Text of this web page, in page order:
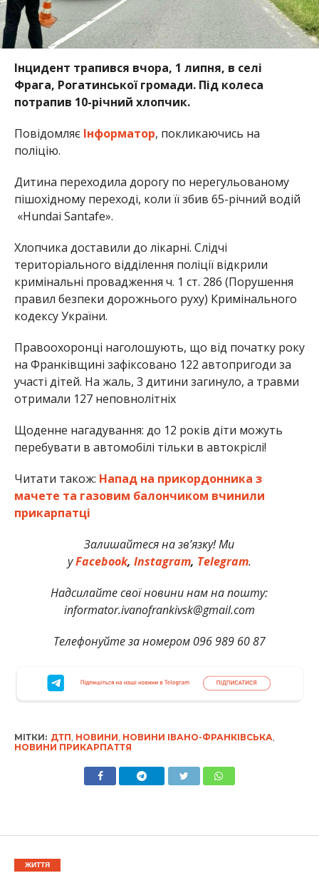
Інцидент трапився вчора, 1 липня, в селі
Фрага, Рогатинської громади. Під колеса
потрапив 10-річний хлопчик.
Повідомляє Інформатор, покликаючись на
поліцію.
Дитина переходила дорогу по нерегульованому
пішохідному переході, коли її збив 65-річний водій
«Hundai Santafe».
Хлопчика доставили до лікарні. Слідчі
територіального відділення поліції відкрили
кримінальні провадження ч. 1 ст. 286 (Порушення
правил безпеки дорожнього руху) Кримінального
кодексу України.
Правоохоронці наголошують, що від початку року
на Франківщині зафіксовано 122 автопригоди за
участі дітей. На жаль, 3 дитини загинуло, а травми
отримали 127 неповнолітніх
Щоденне нагадування: до 12 років діти можуть
перебувати в автомобілі тільки в автокріслі!
Читати також: Напад на прикордонника з
мачете та газовим балончиком вчинили
прикарпатці
Залишайтеся на зв’язку! Ми
уFacebook, Instagram, Telegram.
Надсилайте свої новини нам на пошту:
informator.ivanofrankivsk@gmail.com
Телефонуйте за номером 096 989 60 87
МІТКИ: ДТП, НОВИНИ, НОВИНИ ІВАНО-ФРАНКІВСЬКА,
НОВИНИ ПРИКАРПАТТЯ
ЖИТТЯ